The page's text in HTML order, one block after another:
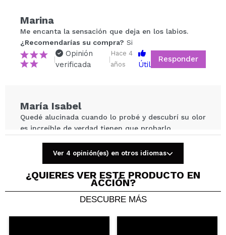
Tu vídeo podría ser el primero. Imagínatelo...
¿Recomendarías su compra? Si No
Marina
Me encanta la sensación que deja en los labios.
¿Recomendarías su compra? Si
|
Opinión
verificada
|
Hace 4
años
Útil
Responder
María Isabel
Quedé alucinada cuando lo probé y descubrí su olor
es increíble de verdad tienen que probarlo
|Hace 4 años Útil Responder
Ver 4 opinión(es) en otros idiomas
¿QUIERES VER ESTE PRODUCTO EN
ACCIÓN?
DESCUBRE MÁS